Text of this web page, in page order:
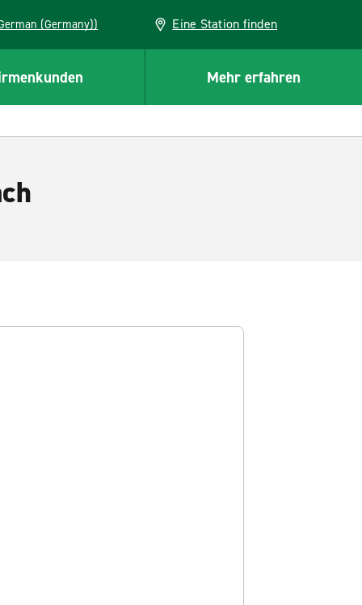
(German (Germany)) Eine Station finden
Mehr erfahren